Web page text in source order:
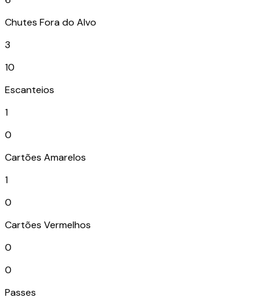
Chutes Fora do Alvo
3
10
Escanteios
1
0
Cartões Amarelos
1
0
Cartões Vermelhos
0
0
Passes